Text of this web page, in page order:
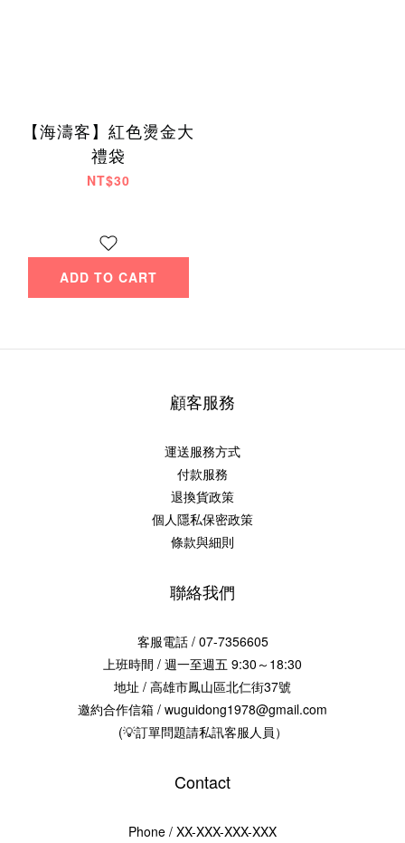
【海濤客】紅色燙金大
禮袋
NT$30
ADD TO CART
顧客服務
運送服務方式
付款服務
退換貨政策
個人隱私保密政策
條款與細則
聯絡我們
客服電話 / 07-7356605
上班時間 / 週一至週五 9:30～18:30
地址 / 高雄市鳳山區北仁街37號
邀約合作信箱 / wuguidong1978@gmail.com
(💡訂單問題請私訊客服人員）
Contact
Phone / XX-XXX-XXX-XXX